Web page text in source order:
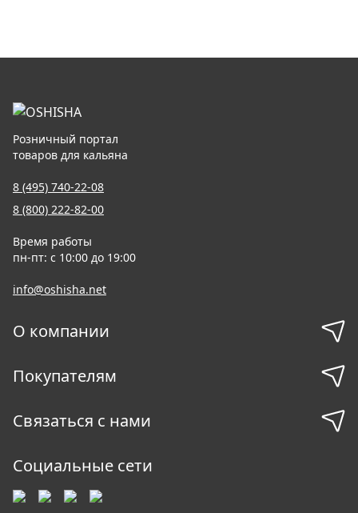
Розничный портал
товаров для кальяна
8 (495) 740-22-08
8 (800) 222-82-00
Время работы
пн-пт: с 10:00 до 19:00
info@oshisha.net
О компании
Покупателям
Связаться с нами
Социальные сети